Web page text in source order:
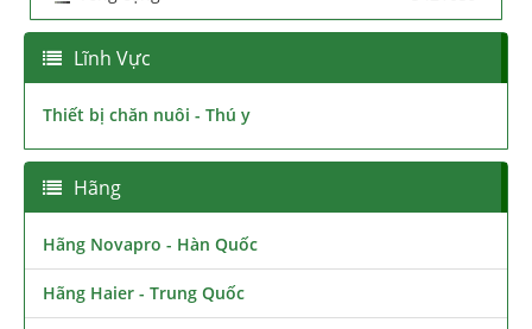
Lĩnh Vực
Thiết bị chăn nuôi - Thú y
Hãng
Hãng Novapro - Hàn Quốc
Hãng Haier - Trung Quốc